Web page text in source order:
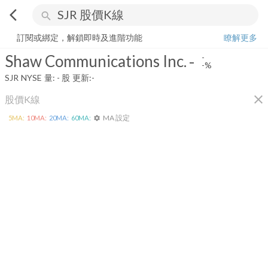
arrow_back_ios search
Shaw Communications Inc. --%
訂閱或綁定，解鎖即時及進階功能
瞭解更多
Shaw Communications Inc.- -
-%
SJR NYSE 量: - 股 更新:-
股價K線 close
5MA: 10MA: 20MA: 60MA: settings MA 設定